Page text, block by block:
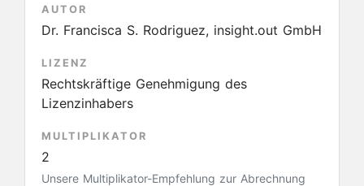
AUTOR
Dr. Francisca S. Rodriguez, insight.out GmbH
LIZENZ
Rechtskräftige Genehmigung des
Lizenzinhabers
MULTIPLIKATOR
2
Unsere Multiplikator-Empfehlung zur Abrechnung